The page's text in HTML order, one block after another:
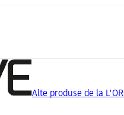
Alte produse de la